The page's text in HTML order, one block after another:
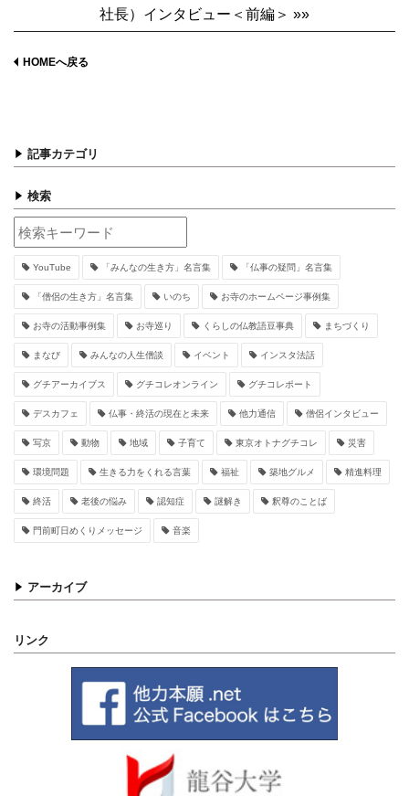
社長）インタビュー＜前編＞ »»
HOMEへ戻る
記事カテゴリ
検索
YouTube 「みんなの生き方」名言集 「仏事の疑問」名言集
「僧侶の生き方」名言集 いのち お寺のホームページ事例集
お寺の活動事例集 お寺巡り くらしの仏教語豆事典 まちづくり
まなび みんなの人生僧談 イベント インスタ法話
グチアーカイブス グチコレオンライン グチコレポート
デスカフェ 仏事・終活の現在と未来 他力通信 僧侶インタビュー
写京 動物 地域 子育て 東京オトナグチコレ 災害
環境問題 生きる力をくれる言葉 福祉 築地グルメ 精進料理
終活 老後の悩み 認知症 謎解き 釈尊のことば
門前町日めくりメッセージ 音楽
アーカイブ
リンク